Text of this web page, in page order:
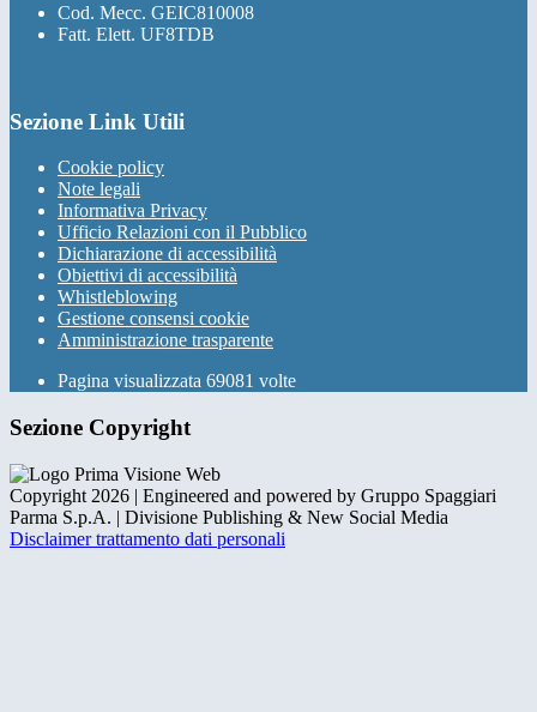
Cod. Mecc. GEIC810008
Fatt. Elett. UF8TDB
Sezione Link Utili
Cookie policy
Note legali
Informativa Privacy
Ufficio Relazioni con il Pubblico
Dichiarazione di accessibilità
Obiettivi di accessibilità
Whistleblowing
Gestione consensi cookie
Amministrazione trasparente
Pagina visualizzata 69081 volte
Sezione Copyright
Copyright 2026 | Engineered and powered by Gruppo Spaggiari
Parma S.p.A. | Divisione Publishing & New Social Media
Disclaimer trattamento dati personali